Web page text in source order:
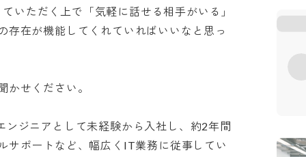
いただく上で「気軽に話せる相手がいる」
存在が機能してくれていればいいなと思っ
かせください。
ジニアとして未経験から入社し、約2年間
サポートなど、幅広くIT業務に従事してい